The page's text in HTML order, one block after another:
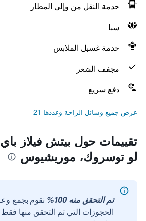
خدمة النقل من وإلى المطار
سبا
خدمة غسيل الملابس
مجفف الشعر
دفع سريع
عرض جميع وسائل الراحة وعددها 21
تقييمات حول بيتش فيلاز
لو توسروك، موريشيوس
تم التحقق منه 100%
نقوم بجمع
الحجوزات التي تم التحقق منها فقط